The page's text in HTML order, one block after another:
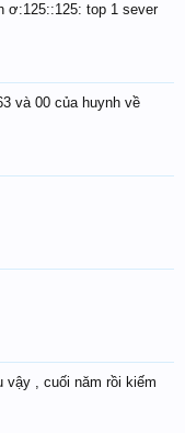
ơ:125::125: top 1 sever
và 00 của huynh về
vậy , cuối năm rồi kiếm